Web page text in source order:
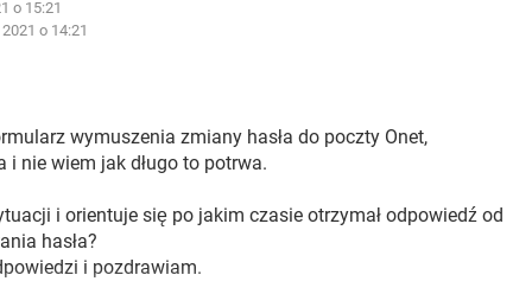
o 15:21
o 14:21
wymuszenia zmiany hasła do poczty Onet,
nie wiem jak długo to potrwa.
i orientuje się po jakim czasie otrzymał odpowiedź od
hasła?
i pozdrawiam.